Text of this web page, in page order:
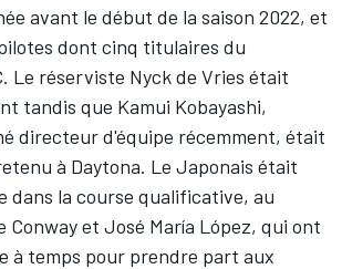
avant le début de la saison 2022, et
dont cinq titulaires du
Le réserviste Nyck de Vries était
tandis que Kamui Kobayashi,
directeur d'équipe récemment, était
à Daytona. Le Japonais était
dans la course qualificative, au
Conwayet José María López, qui ont
à temps pour prendre part aux